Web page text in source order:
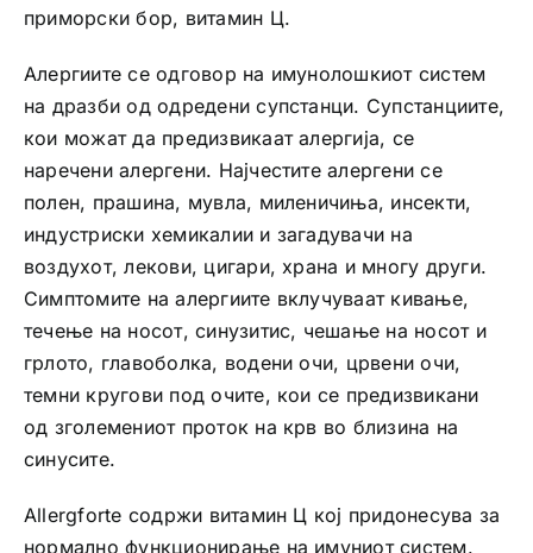
приморски бор, витамин Ц.
Алергиите се одговор на имунолошкиот систем
на дразби од одредени супстанци. Супстанциите,
кои можат да предизвикаат алергија, се
наречени алергени. Најчестите алергени се
полен, прашина, мувла, миленичиња, инсекти,
индустриски хемикалии и загадувачи на
воздухот, лекови, цигари, храна и многу други.
Симптомите на алергиите вклучуваат кивање,
течење на носот, синузитис, чешање на носот и
грлото, главоболка, водени очи, црвени очи,
темни кругови под очите, кои се предизвикани
од зголемениот проток на крв во близина на
синусите.
Allergforte содржи витамин Ц кој придонесува за
нормално функционирање на имуниот систем.